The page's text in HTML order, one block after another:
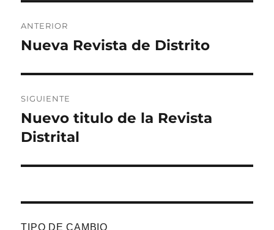
de
ANTERIOR
Entrada
Nueva Revista de Distrito
SIGUIENTE
Entrada
siguiente:
Nuevo titulo de la Revista
Distrital
TIPO DE CAMBIO